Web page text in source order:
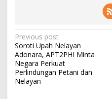
P
o
s
t
Previous post
Soroti Upah Nelayan
Adonara, APT2PHI Minta
Negara Perkuat
Perlindungan Petani dan
Nelayan